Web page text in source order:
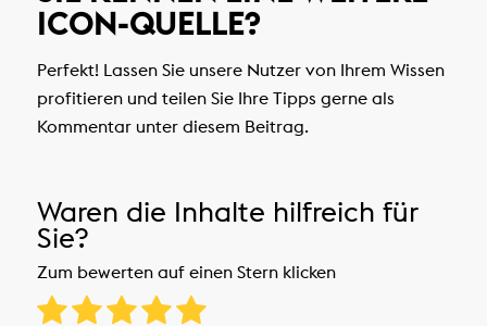
ICON-QUELLE?
Perfekt! Lassen Sie unsere Nutzer von Ihrem Wissen
profitieren und teilen Sie Ihre Tipps gerne als
Kommentar unter diesem Beitrag.
Waren die Inhalte hilfreich für
Sie?
Zum bewerten auf einen Stern klicken